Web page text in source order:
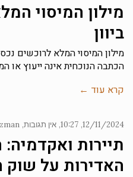
מילון המיסוי
ביוון
מילון המיסוי המלא לרוכשים נכס
הכתבה הנוכחית אינה ייעוץ או
קרא עוד ←
12/11/2024
10:27 אין תגובות
תיירות
האדירות על שוק